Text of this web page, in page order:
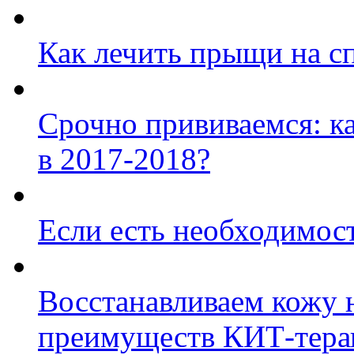
Как лечить прыщи на
Срочно прививаемся:
в 2017-2018?
Если есть
Восстанавливаем кожу
преимуществ КИТ-